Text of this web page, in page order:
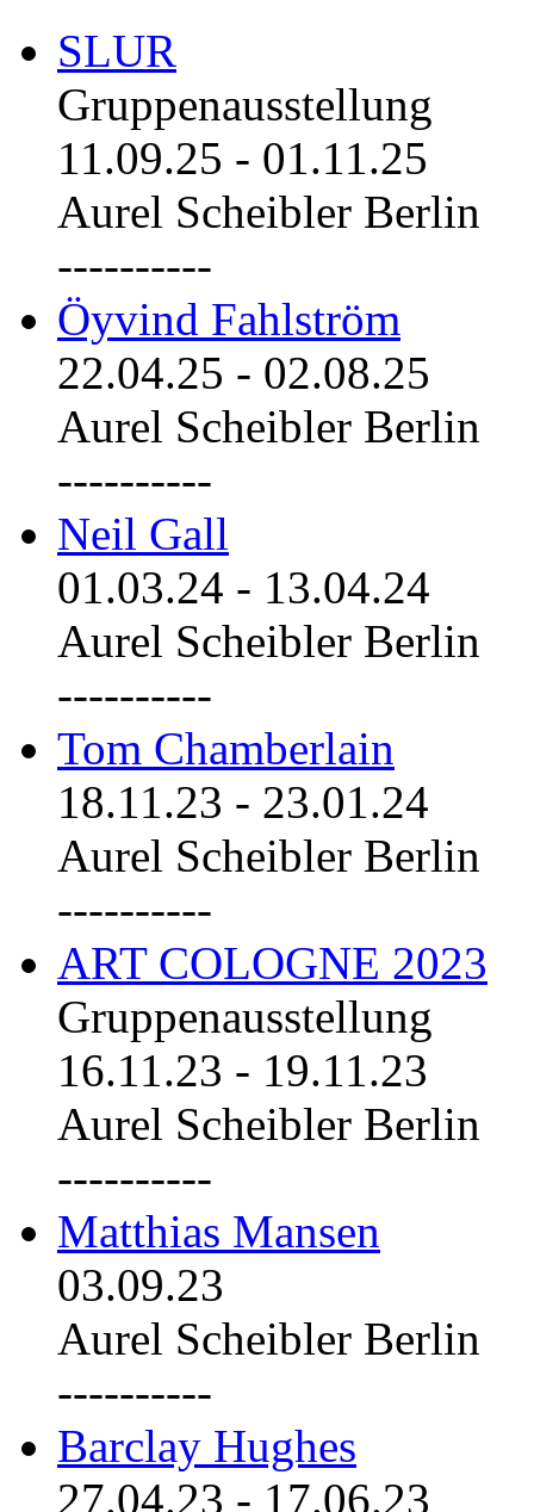
SLUR
Gruppenausstellung
11.09.25 - 01.11.25
Aurel Scheibler Berlin
----------
Öyvind Fahlström
22.04.25 - 02.08.25
Aurel Scheibler Berlin
----------
Neil Gall
01.03.24 - 13.04.24
Aurel Scheibler Berlin
----------
Tom Chamberlain
18.11.23 - 23.01.24
Aurel Scheibler Berlin
----------
ART COLOGNE 2023
Gruppenausstellung
16.11.23 - 19.11.23
Aurel Scheibler Berlin
----------
Matthias Mansen
03.09.23
Aurel Scheibler Berlin
----------
Barclay Hughes
27.04.23 - 17.06.23